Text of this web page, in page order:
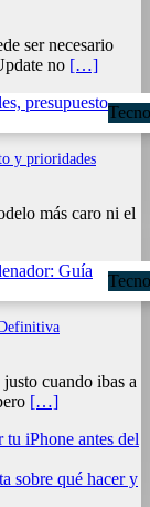
ser necesario
no […]
y prioridades
más caro ni el
cuando ibas a
[…]
tu iPhone antes del
sobre qué hacer y